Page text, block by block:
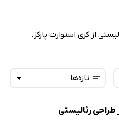
از کری استوارت پارکز.
تازه‌ها
تازه‌ها
طراحی رئالیستی